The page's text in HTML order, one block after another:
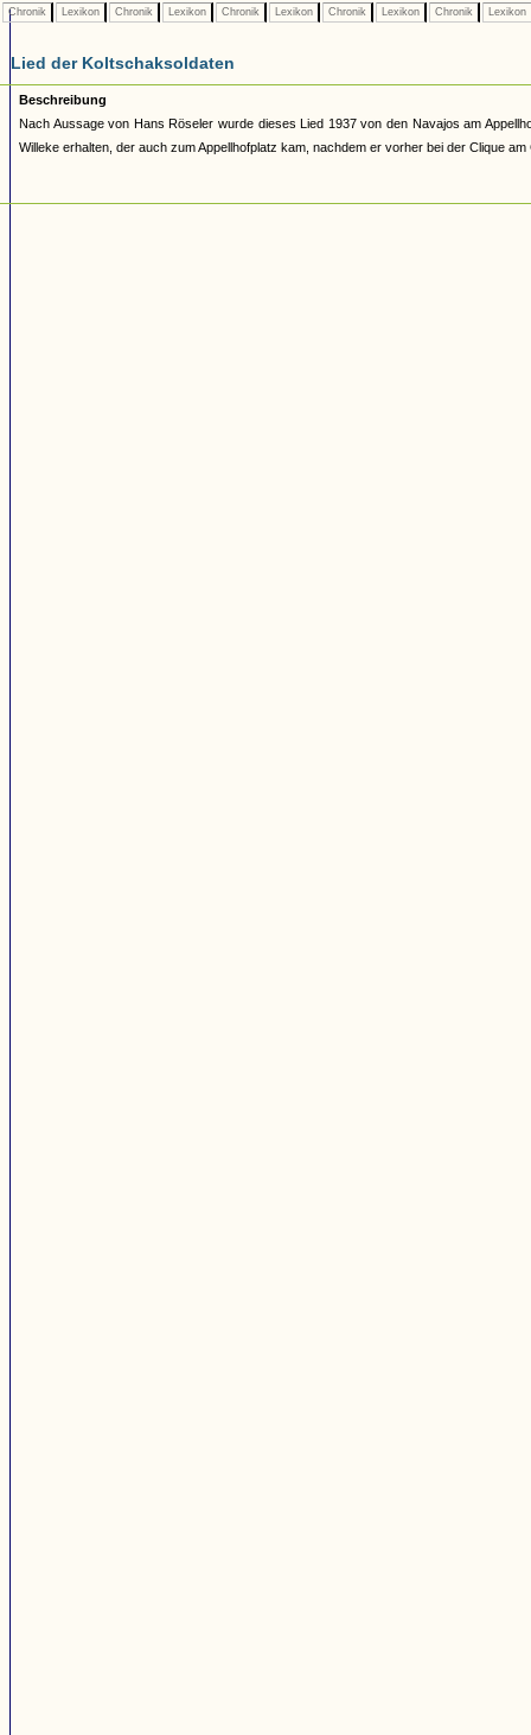
Chronik Lexikon Chronik Lexikon Chronik Lexikon Chronik Lexikon Chronik Lexikon
Lied der Koltschaksoldaten
Beschreibung
Nach Aussage von Hans Röseler wurde dieses Lied 1937 von den Navajos am
Willeke erhalten, der auch zum Appellhofplatz kam, nachdem er vorher bei der Clique